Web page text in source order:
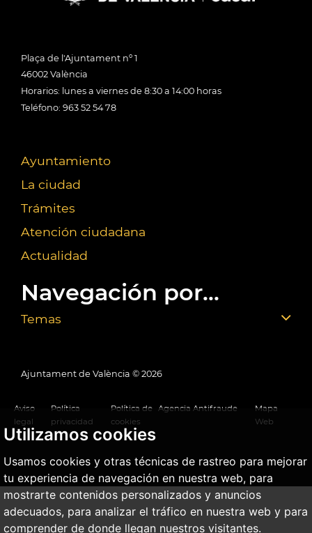
Utilizamos cookies
Usamos cookies y otras técnicas de rastreo para mejorar
tu experiencia de navegación en nuestra web, para
mostrarte contenidos personalizados y anuncios
adecuados, para analizar el tráfico en nuestra web y para
comprender de donde llegan nuestros visitantes.
Plaça de l'Ajuntament nº 1
46002 València
Horarios: lunes a viernes de 8:30 a 14:00 horas
Teléfono: 963 52 54 78
Ayuntamiento
La ciudad
Trámites
Atención ciudadana
Actualidad
Navegación por...
Temas
Ajuntament de València © 2026
Aviso
legal
Política
privacidad
Política de
cookies
Agencia Antifraude
Mapa
Web